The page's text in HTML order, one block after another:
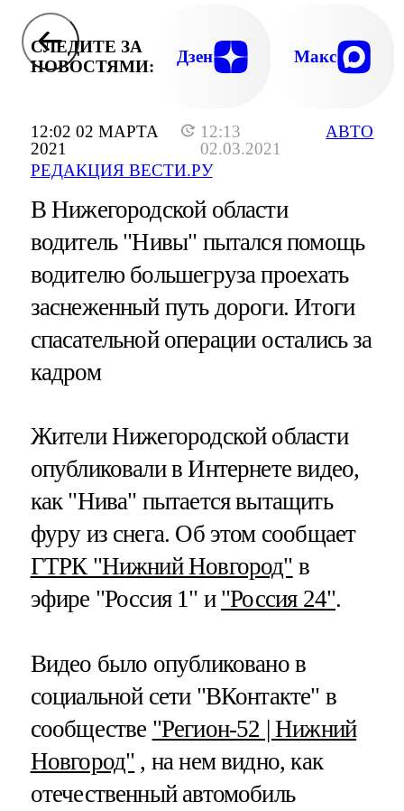
12:02 02 МАРТА
2021
12:13
02.03.2021
РЕДАКЦИЯ ВЕСТИ.РУ
АВТО
СЛЕДИТЕ ЗА
НОВОСТЯМИ:
Дзен Макс
В Нижегородской области
водитель "Нивы" пытался помощь
водителю большегруза проехать
заснеженный путь дороги. Итоги
спасательной операции остались за
кадром
Жители Нижегородской области
опубликовали в Интернете видео,
как "Нива" пытается вытащить
фуру из снега. Об этом сообщает
ГТРК "Нижний Новгород" в
эфире "Россия 1" и "Россия 24".
Видео было опубликовано в
социальной сети "ВКонтакте" в
сообществе "Регион-52 | Нижний
Новгород" , на нем видно, как
отечественный автомобиль